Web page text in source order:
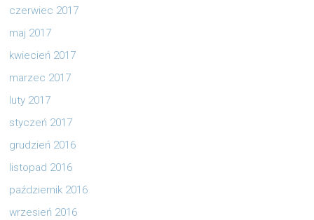
czerwiec 2017
maj 2017
kwiecień 2017
marzec 2017
luty 2017
styczeń 2017
grudzień 2016
listopad 2016
październik 2016
wrzesień 2016